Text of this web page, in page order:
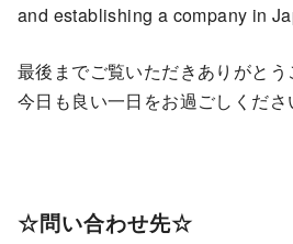
and establishing a company in
最後までご覧いただきありがとう
今日も良い一日をお過ごしくださ
☆問い合わせ先☆